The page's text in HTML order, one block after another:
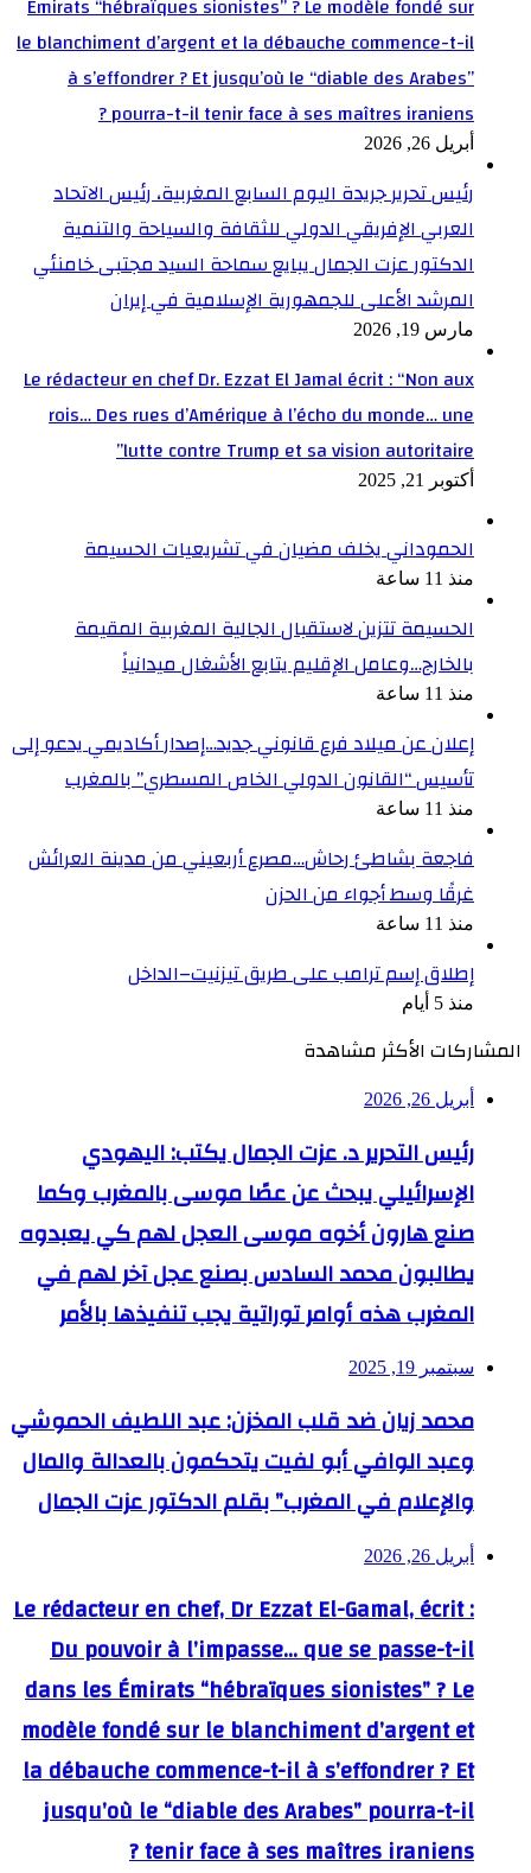
Émirats “hébraïques sionistes” ? Le modèle fondé sur
le blanchiment d’argent et la débauche commence-t-il
à s’effondrer ? Et jusqu’où le “diable des Arabes”
pourra-t-il tenir face à ses maîtres iraniens ?
أبريل 26, 2026
رئيس تحرير جريدة اليوم السابع المغربية، رئيس الاتحاد
العربي الإفريقي الدولي للثقافة والسياحة والتنمية
الدكتور عزت الجمال يبايع سماحة السيد مجتبى خامنئي
المرشد الأعلى للجمهورية الإسلامية في إيران
مارس 19, 2026
Le rédacteur en chef Dr. Ezzat El Jamal écrit : “Non aux
rois… Des rues d’Amérique à l’écho du monde… une
lutte contre Trump et sa vision autoritaire”
أكتوبر 21, 2025
الحموداني يخلف مضيان في تشريعيات الحسيمة
منذ 11 ساعة
الحسيمة تتزين لاستقبال الجالية المغربية المقيمة
بالخارج…وعامل الإقليم يتابع الأشغال ميدانياً
منذ 11 ساعة
إعلان عن ميلاد فرع قانوني جديد…إصدار أكاديمي يدعو إلى
تأسيس “القانون الدولي الخاص المسطري” بالمغرب
منذ 11 ساعة
فاجعة بشاطئ رحاش…مصرع أربعيني من مدينة العرائش
غرقًا وسط أجواء من الحزن
منذ 11 ساعة
إطلاق إسم ترامب على طريق تيزنيت–الداخل
منذ 5 أيام
المشاركات الأكثر مشاهدة
أبريل 26, 2026
رئيس التحرير د. عزت الجمال يكتب: اليهودي
الإسرائيلي يبحث عن عصًا موسى بالمغرب وكما
صنع هارون أخوه موسى العجل لهم كي يعبدوه
يطالبون محمد السادس بصنع عجل آخر لهم في
المغرب هذه أوامر توراتية يجب تنفيذها بالأمر
سبتمبر 19, 2025
محمد زيان ضد قلب المخزن: عبد اللطيف الحموشي
وعبد الوافي أبو لفيت يتحكمون بالعدالة والمال
والإعلام في المغرب” بقلم الدكتور عزت الجمال
أبريل 26, 2026
Le rédacteur en chef, Dr Ezzat El-Gamal, écrit :
Du pouvoir à l’impasse… que se passe-t-il
dans les Émirats “hébraïques sionistes” ? Le
modèle fondé sur le blanchiment d’argent et
la débauche commence-t-il à s’effondrer ? Et
jusqu’où le “diable des Arabes” pourra-t-il
tenir face à ses maîtres iraniens ?